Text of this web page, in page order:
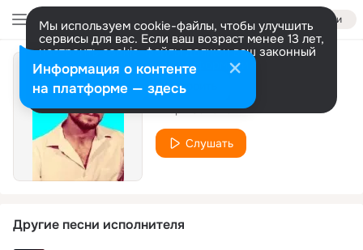
Войти
Мы используем cookie-файлы, чтобы улучшить
сервисы для вас. Если ваш возраст менее 13 лет,
настроить cookie-файлы должен ваш законный
представитель. Больше информации
Разрешить все Настроить
Обожаю я тебя
Игорь Саломахин
Слушать
Другие песни исполнителя
Информация о контенте
на платформе — здесь